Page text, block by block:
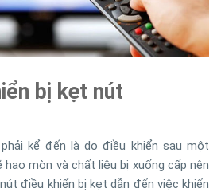
bị kẹt nút
kể đến là do điều khiển sau một
hao mòn và chất liệu bị xuống cấp nên
điều khiển bị kẹt dẫn đến việc khiến